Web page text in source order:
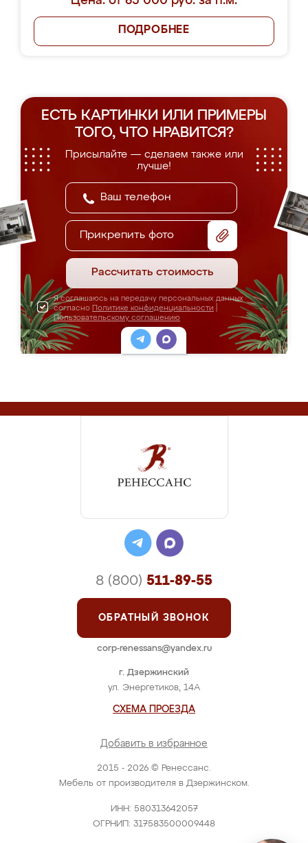
ПОДРОБНЕЕ
ЕСТЬ КАРТИНКИ ИЛИ ПРИМЕРЫ
ТОГО, ЧТО НРАВИТСЯ?
Присылайте — сделаем также или
лучше!
Прикрепить фото
Рассчитать стоимость
Я соглашаюсь на передачу персональных данных
согласно Политике конфиденциальности
Пользовательскому соглашению
2015 - 2026 © Ренессанс.
Мебель от производителя в Дзержинском.
ИНН: 580313642057
ОГРНИП: 317583500009448
г. Дзержинский
ул. Энергетиков, 14А
СХЕМА ПРОЕЗДА
Добавить в избранное
8 (800) 511-89-55
ОБРАТНЫЙ ЗВОНОК
corp-renessans@yandex.ru